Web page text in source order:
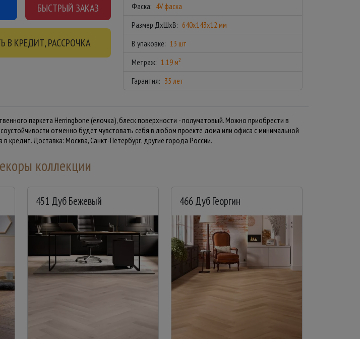
БЫСТРЫЙ ЗАКАЗ
В КРЕДИТ, РАССРОЧКА
Фаска: 4V фаска
Размер ДхШхВ: 640x143x12 мм
В упаковке: 13 шт
Метраж: 1.19 м2
Гарантия: 35 лет
паркета Herringbone (ёлочка), блеск поверхности - полуматовый. Можно приобрести в
отменно будет чувстовать себя в любом проекте дома или офиса с минимальной
кредит. Доставка: Москва, Санкт-Петербург, другие города России.
коллекции
451 Дуб Бежевый 466 Дуб Георгин